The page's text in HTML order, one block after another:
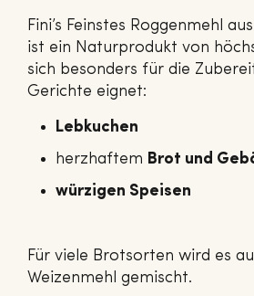
Fini’s Feinstes Roggenmehl
ist ein Naturprodukt von
sich besonders für die
Gerichte eignet:
Lebkuchen
herzhaftem Brot und
würzigen Speisen
Für viele Brotsorten wird es
Weizenmehl gemischt.